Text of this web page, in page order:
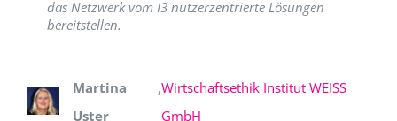
das Netzwerk vom I3 nutzerzentrierte Lösungen
bereitstellen.
Martina
Uster
,Wirtschaftsethik Institut WEISS
GmbH